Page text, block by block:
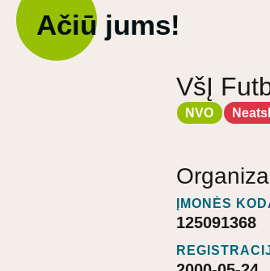
Ačiū jums!
VšĮ
NVO
ĮMONĖS
125091368